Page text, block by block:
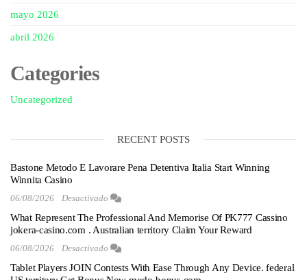
mayo 2026
abril 2026
Categories
Uncategorized
RECENT POSTS
Bastone Metodo E Lavorare Pena Detentiva Italia Start Winning
Winnita Casino
06/08/2026 Desactivado
What Represent The Professional And Memorise Of PK777 Cassino
jokera-casino.com . Australian territory Claim Your Reward
06/08/2026 Desactivado
Tablet Players JOIN Contests With Ease Through Any Device. federal